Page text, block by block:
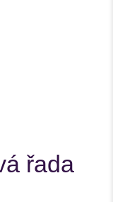
řada